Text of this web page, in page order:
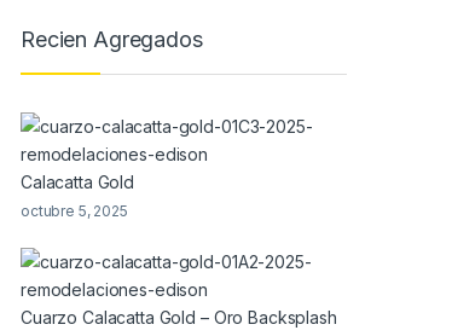
Recien Agregados
Calacatta Gold
octubre 5, 2025
Cuarzo Calacatta Gold – Oro Backsplash